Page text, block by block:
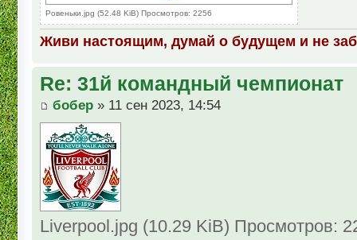
Ровеньки.jpg (52.48 KiB) Просмотров: 2256
Живи настоящим, думай о будущем и не
Re: 31й командный чемпионат
бобер » 11 сен 2023, 14:54
Liverpool.jpg (10.29 KiB) Просмотров: